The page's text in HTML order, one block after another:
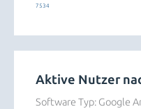
7534
Aktive Nutzer
Software Typ: Google